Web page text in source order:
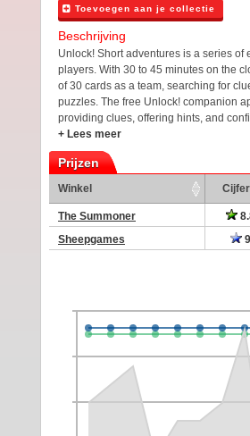
Toevoegen aan je collectie
Beschrijving
Unlock! Short adventures is a series of
players. With 30 to 45 minutes on the
of 30 cards as a team, searching for
puzzles. The free Unlock! companion
providing clues, offering hints, and
+ Lees meer
Prijzen
Winkel Cijfer
The Summoner
Sheepgames
9